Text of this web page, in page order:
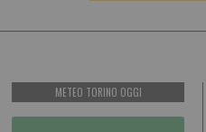
METEO TORINO OGGI